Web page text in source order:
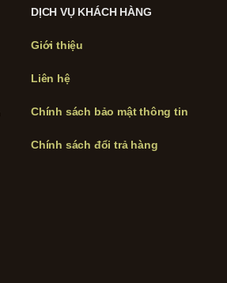
DỊCH VỤ KHÁCH HÀNG
Giới thiệu
Liên hệ
Chính sách bảo mật thông tin
Chính sách đổi trả hàng